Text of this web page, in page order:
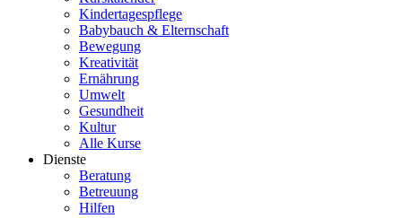
Kindertagespflege
Babybauch & Elternschaft
Bewegung
Kreativität
Ernährung
Umwelt
Gesundheit
Kultur
Alle Kurse
Dienste
Beratung
Betreuung
Hilfen